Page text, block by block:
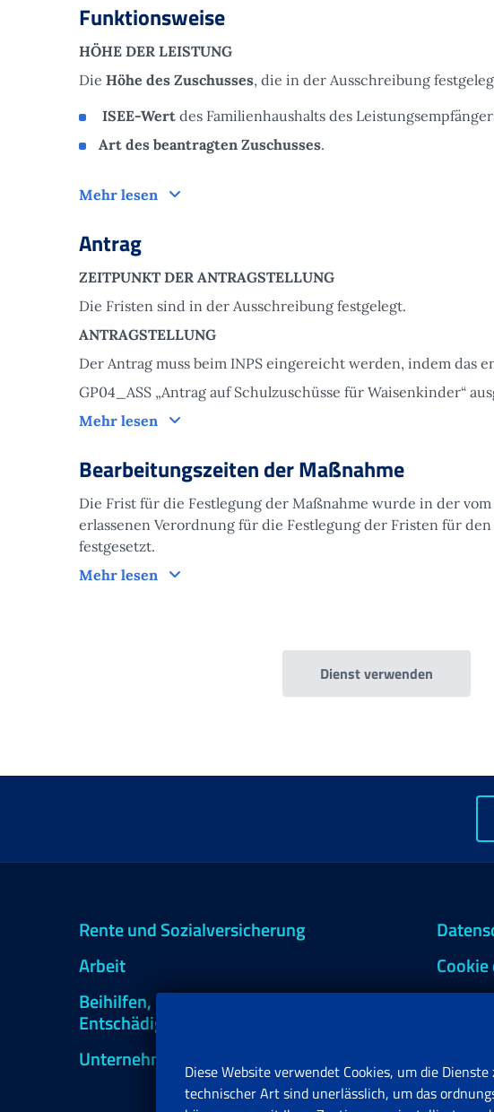
Funktionsweise
HÖHE DER LEISTUNG
Die Höhe des Zuschusses, die in der Ausschreibung
ISEE-Wert des Familienhaushalts des
Art des beantragten Zuschusses.
Mehr lesen Funktionsweise
Antrag
ZEITPUNKT DER ANTRAGSTELLUNG
Die Fristen sind in der Ausschreibung festgelegt.
ANTRAGSTELLUNG
Der Antrag muss beim INPS eingereicht werden, indem das
GP04_ASS „Antrag auf Schulzuschüsse für Waisenkinder“
Mehr lesen
Antrag
Bearbeitungszeiten der Maßnahme
Die Frist für die Festlegung der Maßnahme wurde in der vom
erlassenen Verordnung für die Festlegung der Fristen für
festgesetzt.
Mehr lesen
Bearbeitungszeiten der Maßnahme
Dienst verwenden
Rente und Sozialversicherung
Arbeit
Beihilfen, Subventionen und
Entschädigungen
Unternehmen und Freiberufler
Diese Website verwendet Cookies, um die
technischer Art sind unerlässlich, um das